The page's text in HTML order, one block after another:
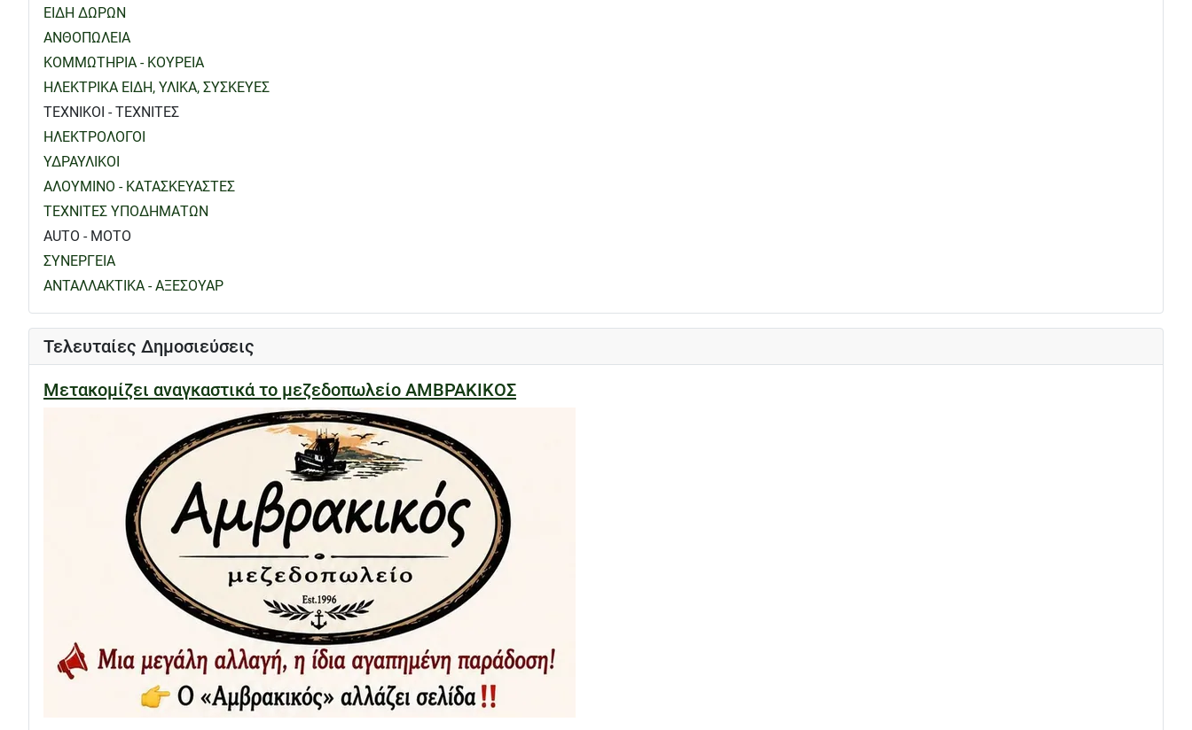
ΕΙΔΗ ΔΩΡΩΝ
ΑΝΘΟΠΩΛΕΙΑ
ΚΟΜΜΩΤΗΡΙΑ - ΚΟΥΡΕΙΑ
ΗΛΕΚΤΡΙΚΑ ΕΙΔΗ, ΥΛΙΚΑ, ΣΥΣΚΕΥΕΣ
ΤΕΧΝΙΚΟΙ - ΤΕΧΝΙΤΕΣ
ΗΛΕΚΤΡΟΛΟΓΟΙ
ΥΔΡΑΥΛΙΚΟΙ
ΑΛΟΥΜΙΝΟ - ΚΑΤΑΣΚΕΥΑΣΤΕΣ
ΤΕΧΝΙΤΕΣ ΥΠΟΔΗΜΑΤΩΝ
AUTO - MOTO
ΣΥΝΕΡΓΕΙΑ
ΑΝΤΑΛΛΑΚΤΙΚΑ - ΑΞΕΣΟΥΑΡ
Τελευταίες Δημοσιεύσεις
Μετακομίζει αναγκαστικά το μεζεδοπωλείο ΑΜΒΡΑΚΙΚΟΣ